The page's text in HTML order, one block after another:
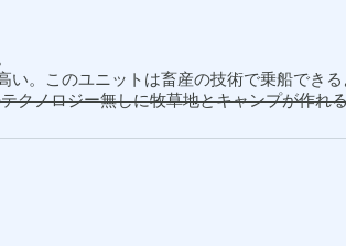
い。このユニットは畜産の技術で乗船できる
クノロジー無しに牧草地とキャンプが作れ